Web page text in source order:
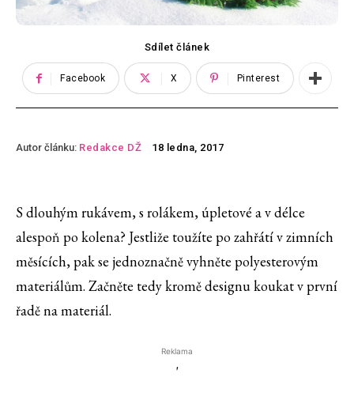
Sdílet článek
Facebook X Pinterest
Autor článku: Redakce DŽ 18 ledna, 2017
S dlouhým rukávem, s rolákem, úpletové a v délce
alespoň po kolena? Jestliže toužíte po zahřátí v zimních
měsících, pak se jednoznačně vyhněte polyesterovým
materiálům. Začněte tedy kromě designu koukat v první
řadě na materiál.
Reklama
'